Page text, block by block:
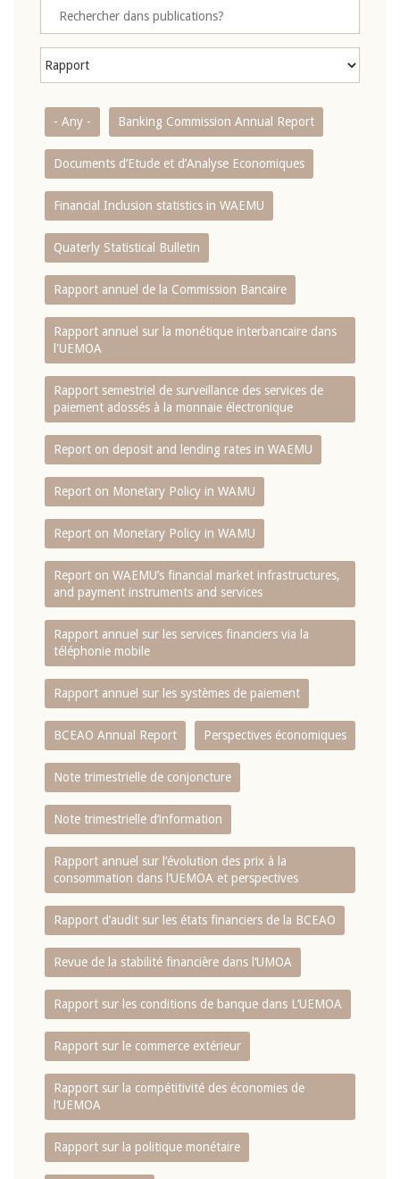
- Any - Banking Commission Annual Report
Documents d’Etude et d’Analyse Economiques
Financial Inclusion statistics in WAEMU
Quaterly Statistical Bulletin
Rapport annuel de la Commission Bancaire
Rapport annuel sur la monétique interbancaire dans
l'UEMOA
Rapport semestriel de surveillance des services de
paiement adossés à la monnaie électronique
Report on deposit and lending rates in WAEMU
Report on Monetary Policy in WAMU
Report on Monetary Policy in WAMU
Report on WAEMU’s financial market infrastructures,
and payment instruments and services
Rapport annuel sur les services financiers via la
téléphonie mobile
Rapport annuel sur les systèmes de paiement
BCEAO Annual Report Perspectives économiques
Note trimestrielle de conjoncture
Note trimestrielle d‘information
Rapport annuel sur l‘évolution des prix à la
consommation dans l‘UEMOA et perspectives
Rapport d‘audit sur les états financiers de la BCEAO
Revue de la stabilité financière dans l‘UMOA
Rapport sur les conditions de banque dans L‘UEMOA
Rapport sur le commerce extérieur
Rapport sur la compétitivité des économies de
l‘UEMOA
Rapport sur la politique monétaire